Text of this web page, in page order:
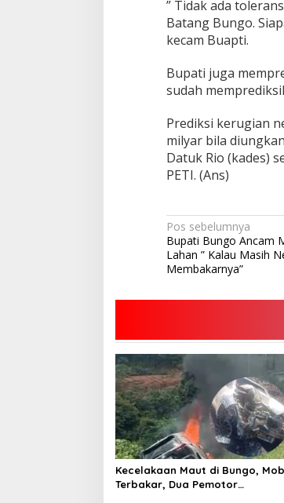
” Tidak ada
Batang Bungo.
kecam Buapti.
Bupati juga
sudah
Prediksi kerugian
milyar bila
Datuk Rio (kades)
PETI. (Ans)
Navigasi
pos
Pos sebelumnya
Bupati Bungo Ancam
Lahan ” Kalau Masih
Membakarnya”
Kecelakaan Maut di Bungo,
Terbakar, Dua Pemotor